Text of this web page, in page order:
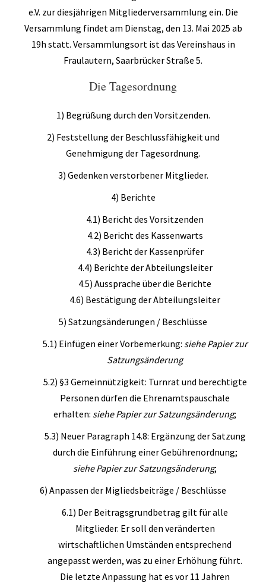
Datenschutzerklärung
Impressum
e.V. zur diesjährigen Mitgliederversammlung ein. Die
Versammlung findet am Dienstag, den 13. Mai 2025 ab
19h statt. Versammlungsort ist das Vereinshaus in
Fraulautern, Saarbrücker Straße 5.
Die Tagesordnung
1) Begrüßung durch den Vorsitzenden.
2) Feststellung der Beschlussfähigkeit und
Genehmigung der Tagesordnung.
3) Gedenken verstorbener Mitglieder.
4) Berichte
4.1) Bericht des Vorsitzenden
4.2) Bericht des Kassenwarts
4.3) Bericht der Kassenprüfer
4.4) Berichte der Abteilungsleiter
4.5) Aussprache über die Berichte
4.6) Bestätigung der Abteilungsleiter
5) Satzungsänderungen / Beschlüsse
5.1) Einfügen einer Vorbemerkung: siehe Papier zur
Satzungsänderung
5.2) §3 Gemeinnützigkeit: Turnrat und berechtigte
Personen dürfen die Ehrenamtspauschale
erhalten: siehe Papier zur Satzungsänderung;
5.3) Neuer Paragraph 14.8: Ergänzung der Satzung
durch die Einführung einer Gebührenordnung;
siehe Papier zur Satzungsänderung;
6) Anpassen der Migliedsbeiträge / Beschlüsse
6.1) Der Beitragsgrundbetrag gilt für alle
Mitglieder. Er soll den veränderten
wirtschaftlichen Umständen entsprechend
angepasst werden, was zu einer Erhöhung führt.
Die letzte Anpassung hat es vor 11 Jahren